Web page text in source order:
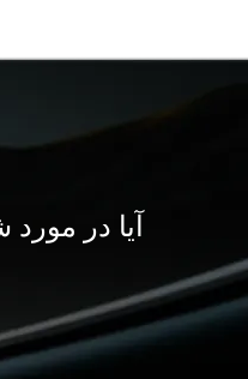
آیا در